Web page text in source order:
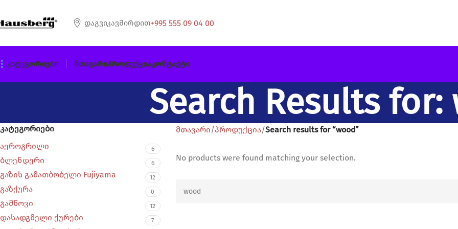
Დაგვიკავშირდით+995 555 09 04 00
Კატეგორიები ᲛთავარიᲞროდუქციაᲙონტაქტი
Search Results for:
კატეგორიები
აეროგრილი
6
ბლენდერი 6
გაზის გამათბობელი Fujiyama 12
გაზქურა 0
გამწოვი 12
დასადგმელი ქურები 7
მთავარი პროდუქცია Search results for “wood”
No products were found matching your selection.